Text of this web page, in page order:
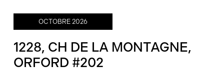
OCTOBRE 2026
1228, CH DE LA MONTAGNE,
ORFORD #202